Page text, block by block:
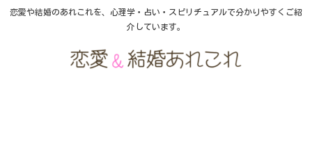
恋愛や結婚のあれこれを、心理学・占い・スピリチュアルで分かりやすくご紹
介しています。